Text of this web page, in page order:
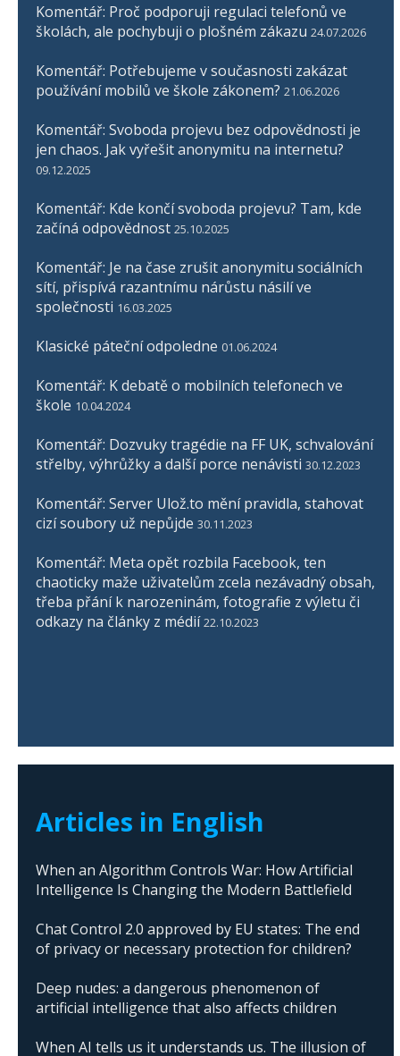
Komentář: Proč podporuji regulaci telefonů ve
školách, ale pochybuji o plošném zákazu 24.07.2026
Komentář: Potřebujeme v současnosti zakázat
používání mobilů ve škole zákonem? 21.06.2026
Komentář: Svoboda projevu bez odpovědnosti je
jen chaos. Jak vyřešit anonymitu na internetu?
09.12.2025
Komentář: Kde končí svoboda projevu? Tam, kde
začíná odpovědnost 25.10.2025
Komentář: Je na čase zrušit anonymitu sociálních
sítí, přispívá razantnímu nárůstu násilí ve
společnosti 16.03.2025
Klasické páteční odpoledne 01.06.2024
Komentář: K debatě o mobilních telefonech ve
škole 10.04.2024
Komentář: Dozvuky tragédie na FF UK, schvalování
střelby, výhrůžky a další porce nenávisti 30.12.2023
Komentář: Server Ulož.to mění pravidla, stahovat
cizí soubory už nepůjde 30.11.2023
Komentář: Meta opět rozbila Facebook, ten
chaoticky maže uživatelům zcela nezávadný obsah,
třeba přání k narozeninám, fotografie z výletu či
odkazy na články z médií 22.10.2023
Articles in English
When an Algorithm Controls War: How Artificial
Intelligence Is Changing the Modern Battlefield
Chat Control 2.0 approved by EU states: The end
of privacy or necessary protection for children?
Deep nudes: a dangerous phenomenon of
artificial intelligence that also affects children
When AI tells us it understands us. The illusion of